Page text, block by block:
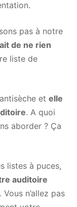
pas à notre
de ne rien
liste de
et elle
. A quoi
aborder ? Ça
listes à puces,
auditoire
. Vous n’allez pas